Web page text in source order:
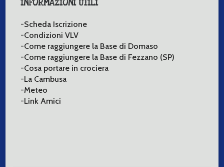
INFORMAZIONI UTILI
-Scheda Iscrizione
-Condizioni VLV
-Come raggiungere la Base di Domaso
-Come raggiungere la Base di Fezzano (SP)
-Cosa portare in crociera
-La Cambusa
-Meteo
-Link Amici